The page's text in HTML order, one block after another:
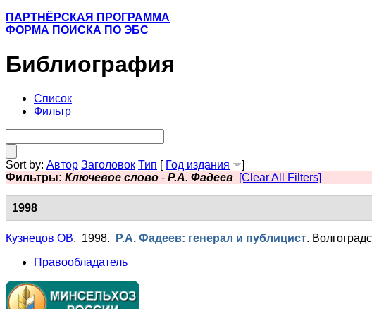
ПАРТНЁРСКАЯ ПРОГРАММА
ФОРМА ПОИСКА ПО ЭБС
Библиография
Список
Фильтр
Sort by: Автор Заголовок Тип [ Год издания
]
Фильтры: Ключевое слово - Р.А. Фадеев [Clear All Filters]
1998
Кузнецов ОВ. 1998. Р.А. Фадеев: генерал и публицист.
Правообладатель